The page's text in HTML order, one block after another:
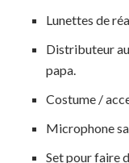
Lunettes de
Distributeur
papa.
Costume /
Microphone
Set pour faire